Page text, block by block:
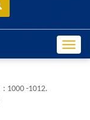
: 1000 -1012.